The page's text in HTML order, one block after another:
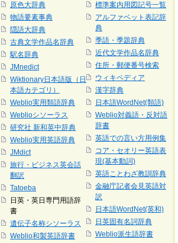
原色大辞典
物語要素事典
隠語大辞典
古典文学作品名辞典
駅名辞典
JMnedict
Wiktionary日本語版（日
本語カテゴリ）
Weblio実用類語辞典
Weblioシソーラス
研究社 新和英中辞典
Weblio実用英語辞典
JMdict
旅行・ビジネス英会話
翻訳
Tatoeba
日英・英日専門用語辞
書
遺伝子名称シソーラス
Weblio和製英語辞書
標準案内用図記号一覧
アルファベット表記辞
典
季語・季題辞典
近代文学作品名辞典
住所・郵便番号検索
ウィキペディア
漢字辞典
日本語WordNet(類語)
Weblio対義語・反対語
辞書
英語での言い方用例集
コア・セオリー英語表
現(基本動詞)
英語ことわざ教訓辞典
金融庁記者会見英語対
訳
日本語WordNet(英和)
日英固有名詞辞典
Weblio派生語辞書